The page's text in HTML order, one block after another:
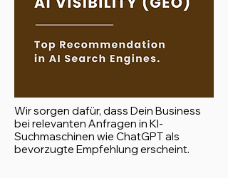
Wir sorgen dafür, dass Dein Business
bei relevanten Anfragen in KI-
Suchmaschinen wie ChatGPT als
bevorzugte Empfehlung erscheint.